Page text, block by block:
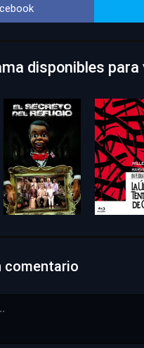
disponibles para
comentario